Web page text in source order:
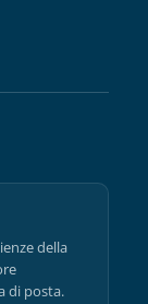
della
di posta.